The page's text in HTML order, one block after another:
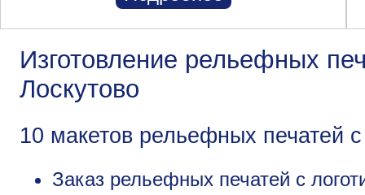
Изготовление рельефных
Лоскутово
10 макетов рельефных печатей
Заказ рельефных печатей с